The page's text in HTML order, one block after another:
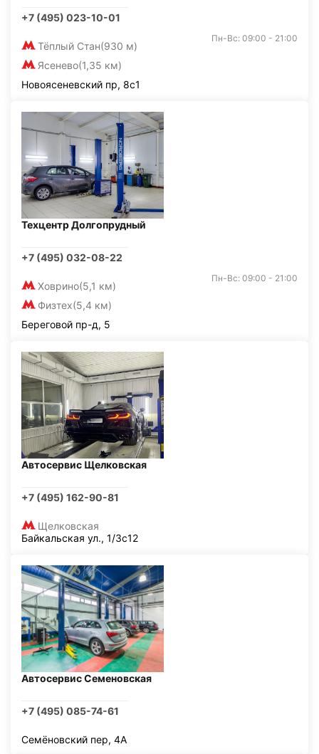
+7 (495) 023-10-01
Тёплый Стан(930 м)
Ясенево(1,35 км)
Пн-Вс: 09:00 - 21:00
Новоясеневский пр, 8с1
Техцентр Долгопрудный
+7 (495) 032-08-22
Ховрино(5,1 км)
Физтех(5,4 км)
Пн-Вс: 09:00 - 21:00
Береговой пр-д, 5
Автосервис Щелковская
+7 (495) 162-90-81
Щелковская
Байкальская ул., 1/3с12
Автосервис Семеновская
+7 (495) 085-74-61
Семёновский пер, 4А